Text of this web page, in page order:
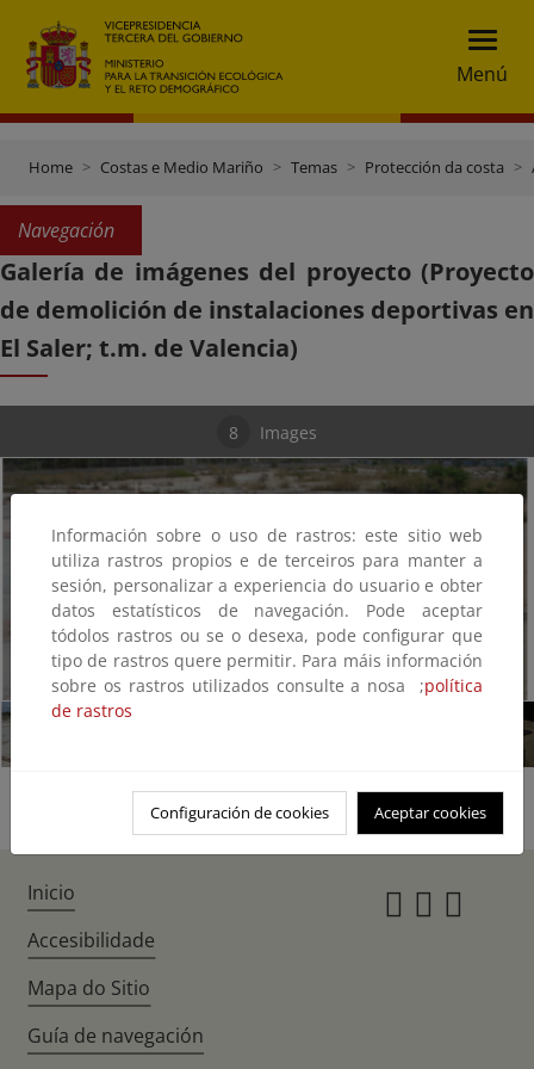
Menú
Home Costas e Medio Mariño Temas Protección da costa
Navegación
Galería de imágenes del proyecto (Proyecto
de demolición de instalaciones deportivas en
El Saler; t.m. de Valencia)
8 Images
1/8
Información sobre o uso de rastros: este sitio web
utiliza rastros propios e de terceiros para manter a
sesión, personalizar a experiencia do usuario e obter
datos estatísticos de navegación. Pode aceptar
tódolos rastros ou se o desexa, pode configurar que
tipo de rastros quere permitir. Para máis información
sobre os rastros utilizados consulte a nosa ;política
de rastros
Configuración de cookies Aceptar cookies
Inicio
Accesibilidade
Mapa do Sitio
Guía de navegación